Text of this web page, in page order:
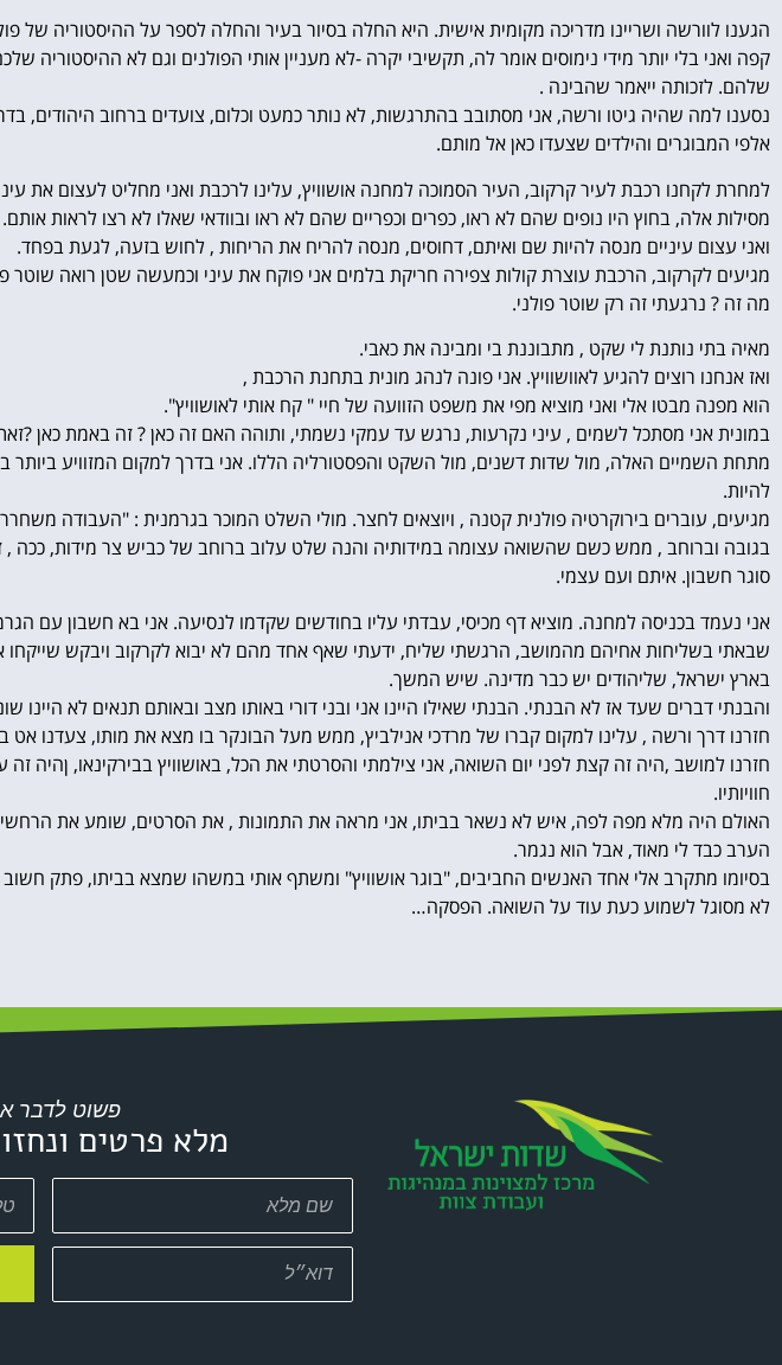
הגענו לוורשה ושריינו מדריכה מקומית אישית. היא החלה בסיור בעיר והחלה לספר על ההיסטוריה של
קפה ואני בלי יותר מידי נימוסים אומר לה, תקשיבי יקרה -לא מעניין אותי הפולנים וגם לא ההיסטוריה
שלהם. לזכותה ייאמר שהבינה .
נסענו למה שהיה גיטו ורשה, אני מסתובב בהתרגשות, לא נותר כמעט וכלום, צועדים ברחוב היהודים,
אלפי המבוגרים והילדים שצעדו כאן אל מותם.
למחרת לקחנו רכבת לעיר קרקוב, העיר הסמוכה למחנה אושוויץ, עלינו לרכבת ואני מחליט לעצום את
מסילות אלה, בחוץ היו נופים שהם לא ראו, כפרים וכפריים שהם לא ראו ובוודאי שאלו לא רצו לראות אותם.
ואני עצום עיניים מנסה להיות שם ואיתם, דחוסים, מנסה להריח את הריחות , לחוש בזעה, לגעת בפחד.
מגיעים לקרקוב, הרכבת עוצרת קולות צפירה חריקת בלמים אני פוקח את עיני וכמעשה שטן רואה שוטר
מה זה ? נרגעתי זה רק שוטר פולני.
מאיה בתי נותנת לי שקט , מתבוננת בי ומבינה את כאבי.
ואז אנחנו רוצים להגיע לאוושוויץ. אני פונה לנהג מונית בתחנת הרכבת ,
הוא מפנה מבטו אלי ואני מוציא מפי את משפט הזוועה של חיי " קח אותי לאושוויץ".
במונית אני מסתכל לשמים , עיני נקרעות, נרגש עד עמקי נשמתי, ותוהה האם זה כאן ? זה באמת כאן
מתחת השמיים האלה, מול שדות דשנים, מול השקט והפסטורליה הללו. אני בדרך למקום המזוויע ביותר
להיות.
מגיעים, עוברים בירוקרטיה פולנית קטנה , ויוצאים לחצר. מולי השלט המוכר בגרמנית : "העבודה
בגובה וברוחב , ממש כשם שהשואה עצומה במידותיה והנה שלט עלוב ברוחב של כביש צר מידות, ככה
סוגר חשבון. איתם ועם עצמי.
אני נעמד בכניסה למחנה. מוציא דף מכיסי, עבדתי עליו בחודשים שקדמו לנסיעה. אני בא חשבון עם
שבאתי בשליחות אחיהם מהמושב, הרגשתי שליח, ידעתי שאף אחד מהם לא יבוא לקרקוב ויבקש שייקחו
בארץ ישראל, שליהודים יש כבר מדינה. שיש המשך.
והבנתי דברים שעד אז לא הבנתי. הבנתי שאילו היינו אני ובני דורי באותו מצב ובאותם תנאים לא היינו
חזרנו דרך ורשה , עלינו למקום קברו של מרדכי אנילביץ, ממש מעל הבונקר בו מצא את מותו, צעדנו
חזרנו למושב ,היה זה קצת לפני יום השואה, אני צילמתי והסרטתי את הכל, באושוויץ בבירקינאו, ןהיה
חוויותיו.
האולם היה מלא מפה לפה, איש לא נשאר בביתו, אני מראה את התמונות , את הסרטים, שומע את
הערב כבד לי מאוד, אבל הוא נגמר.
בסיומו מתקרב אלי אחד האנשים החביבים, "בוגר אושוויץ" ומשתף אותי במשהו שמצא בביתו, פתק חשוב
לא מסוגל לשמוע כעת עוד על השואה. הפסקה…
פשוט לדבר
מלא פרטים